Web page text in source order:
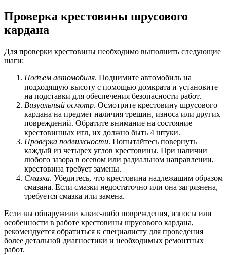
Проверка крестовины шрусового
кардана
Для проверки крестовины необходимо выполнить следующие
шаги:
Подъем автомобиля. Поднимите автомобиль на
подходящую высоту с помощью домкрата и установите
на подставки для обеспечения безопасности работ.
Визуальный осмотр. Осмотрите крестовину шрусового
кардана на предмет наличия трещин, износа или других
повреждений. Обратите внимание на состояние
крестовинных игл, их должно быть 4 штуки.
Проверка подвижности. Попытайтесь повернуть
каждый из четырех углов крестовины. При наличии
любого зазора в осевом или радиальном направлении,
крестовина требует замены.
Смазка. Убедитесь, что крестовина надлежащим образом
смазана. Если смазки недостаточно или она загрязнена,
требуется смазка или замена.
Если вы обнаружили какие-либо повреждения, износы или
особенности в работе крестовины шрусового кардана,
рекомендуется обратиться к специалисту для проведения
более детальной диагностики и необходимых ремонтных
работ.